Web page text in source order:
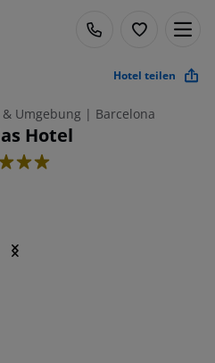
Hotel teilen
Umgebung | Barcelona
Hotel